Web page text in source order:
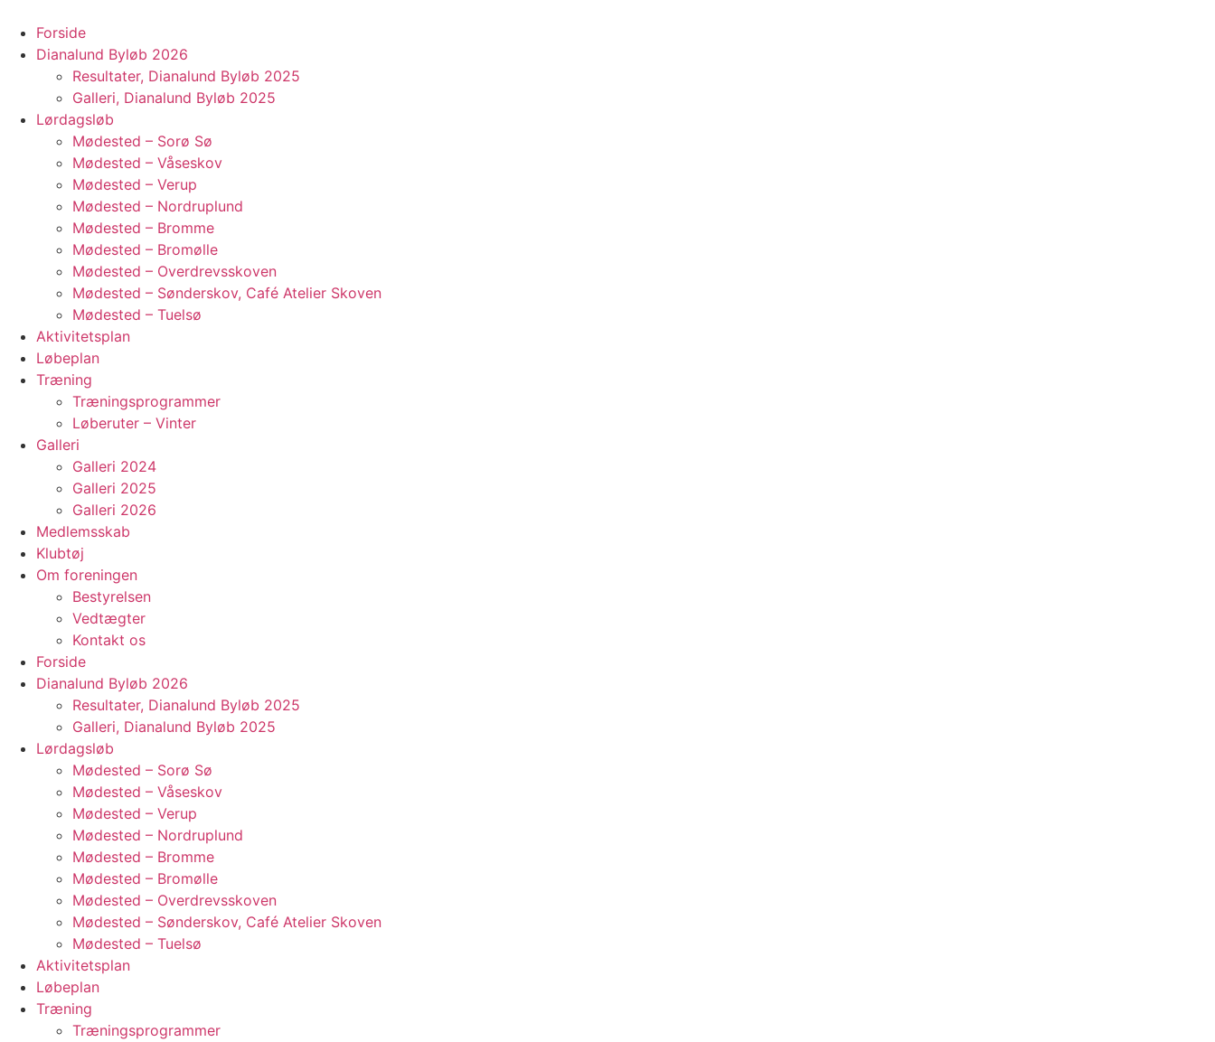
indhold
Forside
Dianalund Byløb 2026
Resultater, Dianalund Byløb 2025
Galleri, Dianalund Byløb 2025
Lørdagsløb
Mødested – Sorø Sø
Mødested – Våseskov
Mødested – Verup
Mødested – Nordruplund
Mødested – Bromme
Mødested – Bromølle
Mødested – Overdrevsskoven
Mødested – Sønderskov, Café Atelier Skoven
Mødested – Tuelsø
Aktivitetsplan
Løbeplan
Træning
Træningsprogrammer
Løberuter – Vinter
Galleri
Galleri 2024
Galleri 2025
Galleri 2026
Medlemsskab
Klubtøj
Om foreningen
Bestyrelsen
Vedtægter
Kontakt os
Forside
Dianalund Byløb 2026
Resultater, Dianalund Byløb 2025
Galleri, Dianalund Byløb 2025
Lørdagsløb
Mødested – Sorø Sø
Mødested – Våseskov
Mødested – Verup
Mødested – Nordruplund
Mødested – Bromme
Mødested – Bromølle
Mødested – Overdrevsskoven
Mødested – Sønderskov, Café Atelier Skoven
Mødested – Tuelsø
Aktivitetsplan
Løbeplan
Træning
Træningsprogrammer